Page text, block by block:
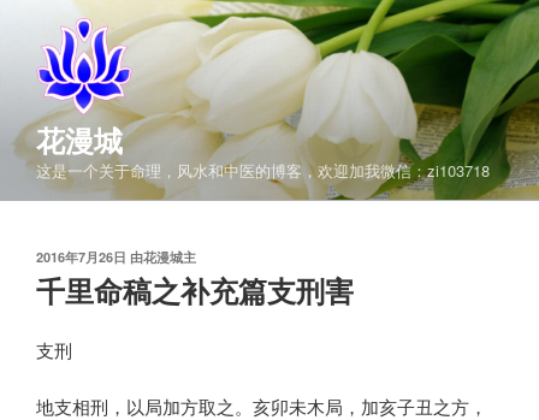
花漫城
这是一个关于命理，风水和中医的博客，欢迎加我微信：zi103718
发
布
2016年7月26日 由花漫城主
千里命稿之补充篇支刑害
支刑
地支相刑，以局加方取之。亥卯未木局，加亥子丑之方，